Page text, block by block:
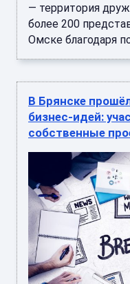
— территория
более 200
Омске благодаря
В Брянске
бизнес‑идей:
собственные